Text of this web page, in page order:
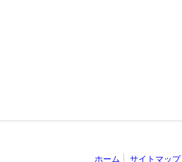
ホーム サイトマップ